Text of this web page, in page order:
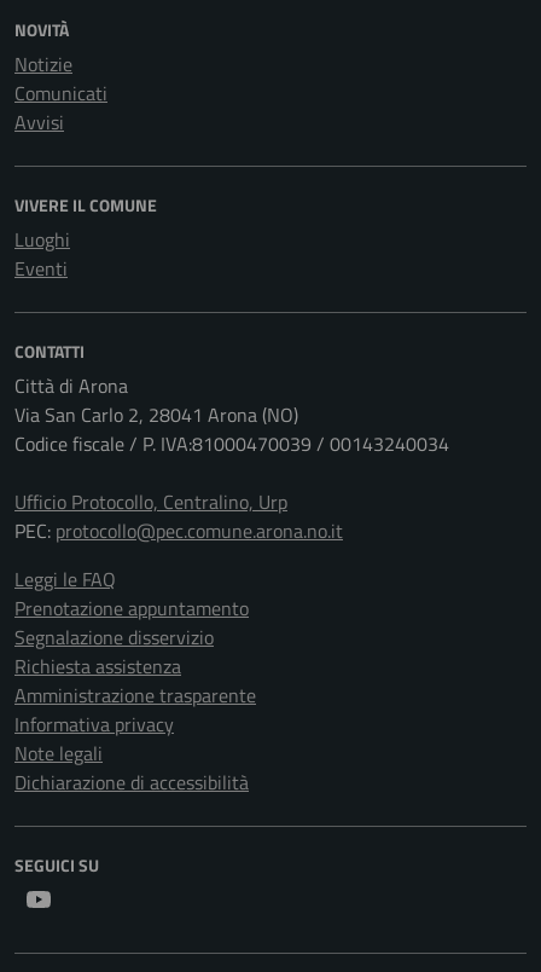
NOVITÀ
Notizie
Comunicati
Avvisi
VIVERE IL COMUNE
Luoghi
Eventi
CONTATTI
Città di Arona
Via San Carlo 2, 28041 Arona (NO)
Codice fiscale / P. IVA:81000470039 / 00143240034
Ufficio Protocollo, Centralino, Urp
PEC: protocollo@pec.comune.arona.no.it
Leggi le FAQ
Prenotazione appuntamento
Segnalazione disservizio
Richiesta assistenza
Amministrazione trasparente
Informativa privacy
Note legali
Dichiarazione di accessibilità
SEGUICI SU